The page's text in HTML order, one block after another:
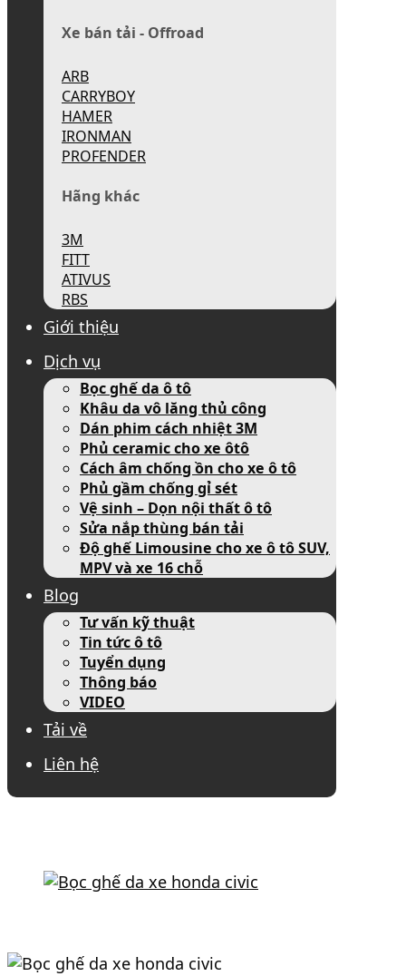
Xe bán tải - Offroad
ARB
CARRYBOY
HAMER
IRONMAN
PROFENDER
Hãng khác
3M
FITT
ATIVUS
RBS
Giới thiệu
Dịch vụ
Bọc ghế da ô tô
Khâu da vô lăng thủ công
Dán phim cách nhiệt 3M
Phủ ceramic cho xe ôtô
Cách âm chống ồn cho xe ô tô
Phủ gầm chống gỉ sét
Vệ sinh – Dọn nội thất ô tô
Sửa nắp thùng bán tải
Độ ghế Limousine cho xe ô tô SUV,
MPV và xe 16 chỗ
Blog
Tư vấn kỹ thuật
Tin tức ô tô
Tuyển dụng
Thông báo
VIDEO
Tải về
Liên hệ